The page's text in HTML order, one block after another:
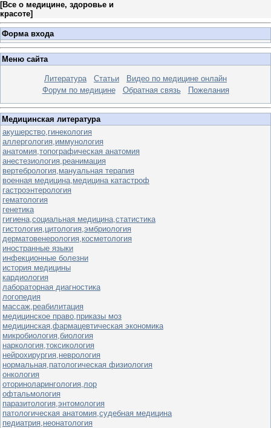
[Все о медицине, здоровье и
красоте]
Форма входа
Меню сайта
Литература Статьи
Видео по медицине онлайн
Форум по медицине
Обратная связь Пожелания
Медицинская литература
акушерство,гинекология
аллергология,иммунология
анатомия,топографическая анатомия
анестезиология,реанимация
вертебрология,мануальная терапия
военная медицина,медицина катастроф
гастроэнтерология
гематология
генетика
гигиена,социальная медицина,статистика
гистология,цитология,эмбриология
дерматовенерология,косметология
иностранные языки
инфекционные болезни
история медицины
кардиология
лабораторная диагностика
логопедия
массаж,реабилитация
медицинское право,приказы моз
медицинская,фармацевтическая экономика
микробиология,биология
наркология,токсикология
нейрохирургия,неврология
нормальная,патологическая физиология
онкология
оториноларингология,лор
офтальмология
паразитология,энтомология
патологическая анатомия,судебная медицина
педиатрия,неонатология